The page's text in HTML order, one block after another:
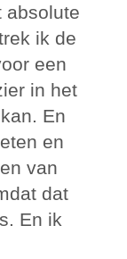
absolute
ik de
een
in het
En
en
van
dat
En ik